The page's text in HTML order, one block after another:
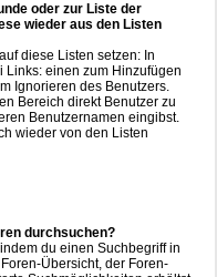
oder zur Liste der
wieder aus den Listen
diese Listen setzen: In
Links: einen zum Hinzufügen
Ignorieren des Benutzers.
Bereich direkt Benutzer zu
Benutzernamen eingibst.
wieder von den Listen
durchsuchen?
du einen Suchbegriff in
Übersicht, der Foren-